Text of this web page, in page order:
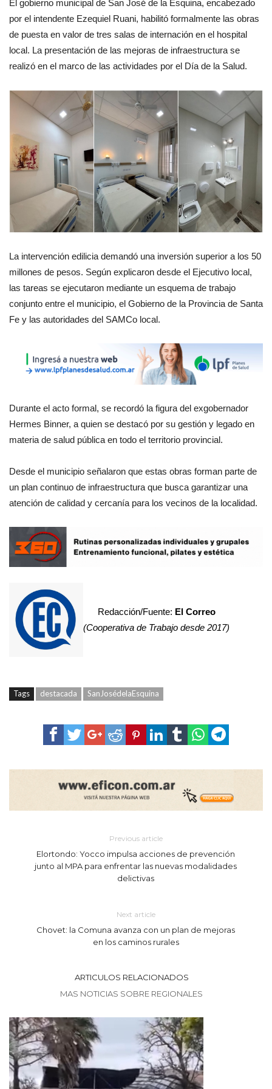
El gobierno municipal de San José de la Esquina, encabezado
por el intendente Ezequiel Ruani, habilitó formalmente las obras
de puesta en valor de tres salas de internación en el hospital
local. La presentación de las mejoras de infraestructura se
realizó en el marco de las actividades por el Día de la Salud.
La intervención edilicia demandó una inversión superior a los 50
millones de pesos. Según explicaron desde el Ejecutivo local,
las tareas se ejecutaron mediante un esquema de trabajo
conjunto entre el municipio, el Gobierno de la Provincia de Santa
Fe y las autoridades del SAMCo local.
Durante el acto formal, se recordó la figura del exgobernador
Hermes Binner, a quien se destacó por su gestión y legado en
materia de salud pública en todo el territorio provincial.
Desde el municipio señalaron que estas obras forman parte de
un plan continuo de infraestructura que busca garantizar una
atención de calidad y cercanía para los vecinos de la localidad.
Redacción/Fuente: El Correo
(Cooperativa de Trabajo desde 2017)
Tags destacada SanJosédelaEsquina
Previous article
Elortondo: Yocco impulsa acciones de prevención
junto al MPA para enfrentar las nuevas modalidades
delictivas
Next article
Chovet: la Comuna avanza con un plan de mejoras
en los caminos rurales
ARTICULOS RELACIONADOS
MAS NOTICIAS SOBRE REGIONALES